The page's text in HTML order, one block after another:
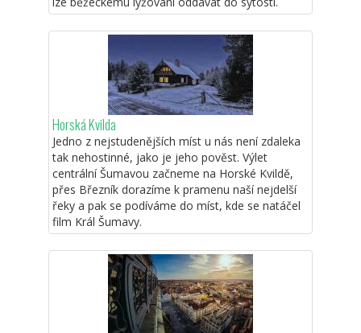
Horská Kvilda
Jedno z nejstudenějších míst u nás není zdaleka
tak nehostinné, jako je jeho pověst. Výlet
centrální Šumavou začneme na Horské Kvildě,
přes Březník dorazíme k pramenu naší nejdelší
řeky a pak se podíváme do míst, kde se natáčel
film Král Šumavy.